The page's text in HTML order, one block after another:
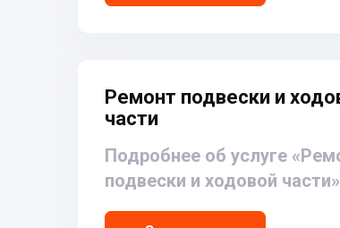
Ремонт подвески и
части
Подробнее об услуге
подвески и ходовой части»